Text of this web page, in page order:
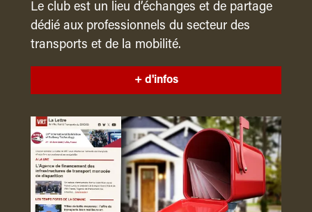
Le club est un lieu d’échanges et de partage
dédié aux professionnels du secteur des
transports et de la mobilité.
+ d'infos